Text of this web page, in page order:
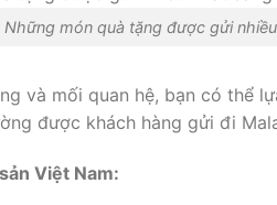
Những món quà tặng được gửi
và mối quan hệ, bạn có thể
được khách hàng gửi đi
Việt Nam: